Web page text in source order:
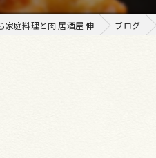
家庭料理と肉 居酒屋 伸 ブログ